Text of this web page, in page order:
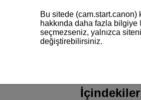
İçindekiler
Bu sitede (cam.start.canon)
hakkında daha fazla bilgiye
seçmezseniz, yalnızca
değiştirebilirsiniz.